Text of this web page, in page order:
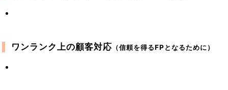
ワンランク上の顧客対応（信頼を得るFPとなるために）